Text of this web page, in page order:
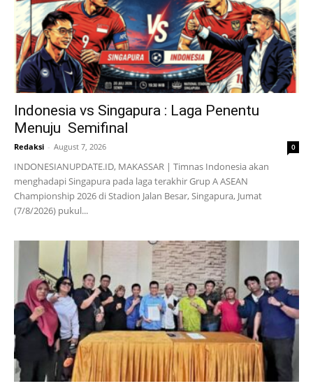
Indonesia vs Singapura : Laga Penentu
Menuju Semifinal
Redaksi - August 7, 2026 0
INDONESIANUPDATE.ID, MAKASSAR | Timnas Indonesia akan
menghadapi Singapura pada laga terakhir Grup A ASEAN
Championship 2026 di Stadion Jalan Besar, Singapura, Jumat
(7/8/2026) pukul...